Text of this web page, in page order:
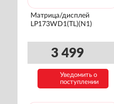
Матрица/дисплей
LP173WD1(TL)(N1)
3 499
Уведомить о
поступлении